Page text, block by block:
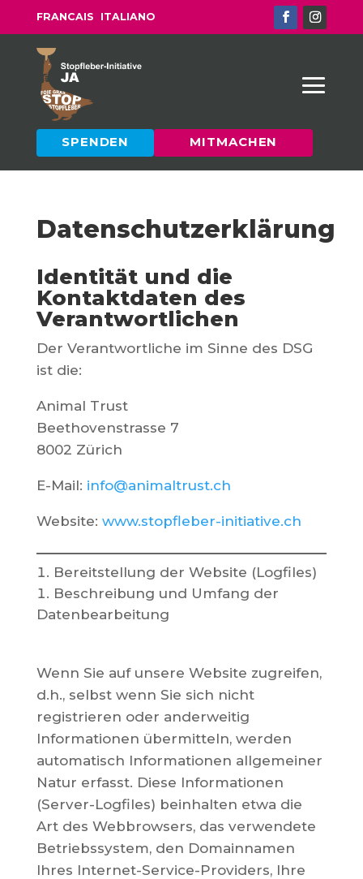
FRANCAIS ITALIANO
SPENDEN MITMACHEN
Datenschutzerklärung
Identität und die
Kontaktdaten des
Verantwortlichen
Der Verantwortliche im Sinne des DSG
ist die:
Animal Trust
Beethovenstrasse 7
8002 Zürich
E-Mail: info@animaltrust.ch
Website: www.stopfleber-initiative.ch
Bereitstellung der Website (Logfiles)
Beschreibung und Umfang der
Datenbearbeitung
Wenn Sie auf unsere Website zugreifen,
d.h., selbst wenn Sie sich nicht
registrieren oder anderweitig
Informationen übermitteln, werden
automatisch Informationen allgemeiner
Natur erfasst. Diese Informationen
(Server-Logfiles) beinhalten etwa die
Art des Webbrowsers, das verwendete
Betriebssystem, den Domainnamen
Ihres Internet-Service-Providers, Ihre